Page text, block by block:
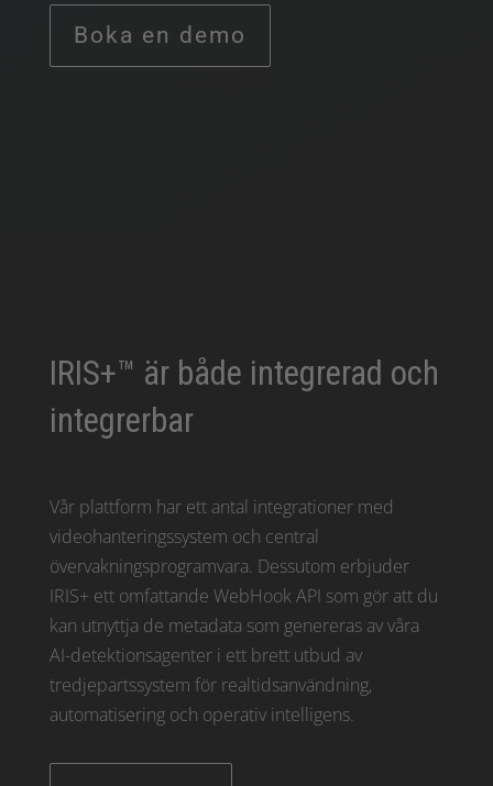
Boka en demo
IRIS+™ är både integrerad och
integrerbar
Vår plattform har ett antal integrationer med
videohanteringssystem och central
övervakningsprogramvara. Dessutom erbjuder
IRIS+ ett omfattande WebHook API som gör att du
kan utnyttja de metadata som genereras av våra
AI-detektionsagenter i ett brett utbud av
tredjepartssystem för realtidsanvändning,
automatisering och operativ intelligens.